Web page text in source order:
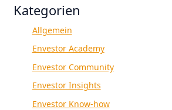
Kategorien
Allgemein
Envestor Academy
Envestor Community
Envestor Insights
Envestor Know-how